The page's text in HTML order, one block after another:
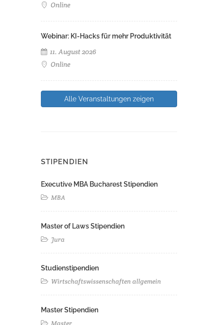
Online
Webinar: KI-Hacks für mehr Produktivität
11. August 2026
Online
Alle Veranstaltungen zeigen
STIPENDIEN
Executive MBA Bucharest Stipendien
MBA
Master of Laws Stipendien
Jura
Studienstipendien
Wirtschaftswissenschaften allgemein
Master Stipendien